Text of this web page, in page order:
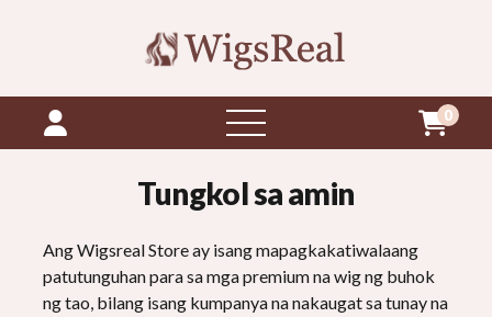
Buksan
ang
0
Tungkol sa amin
Ang Wigsreal Store ay isang mapagkakatiwalaang
patutunguhan para sa mga premium na wig ng buhok
ng tao, bilang isang kumpanya na nakaugat sa tunay na